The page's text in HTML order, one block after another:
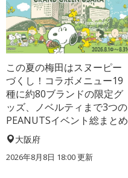
この夏の梅田はスヌーピー
づくし！コラボメニュー19
種に約80ブランドの限定グ
ッズ、ノベルティまで3つの
PEANUTSイベント総まとめ
大阪府
2026年8月8日 18:00更新